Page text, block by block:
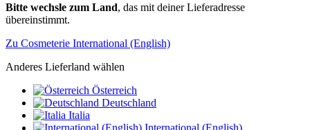
Bitte wechsle zum Land, das mit deiner Lieferadresse
übereinstimmt.
Zu Cosmeterie International (English)
Anderes Lieferland wählen
Österreich
Deutschland
Italia
International (English)